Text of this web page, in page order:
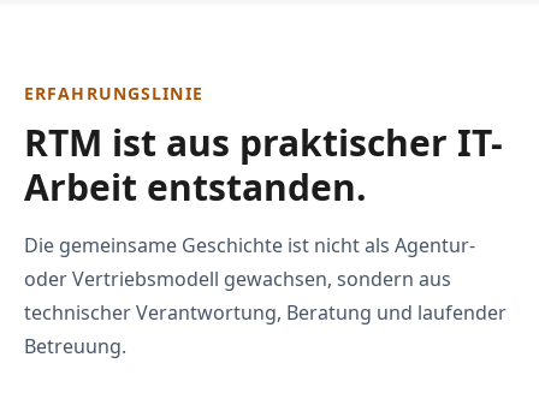
ERFAHRUNGSLINIE
RTM ist aus praktischer IT-
Arbeit entstanden.
Die gemeinsame Geschichte ist nicht als Agentur-
oder Vertriebsmodell gewachsen, sondern aus
technischer Verantwortung, Beratung und laufender
Betreuung.